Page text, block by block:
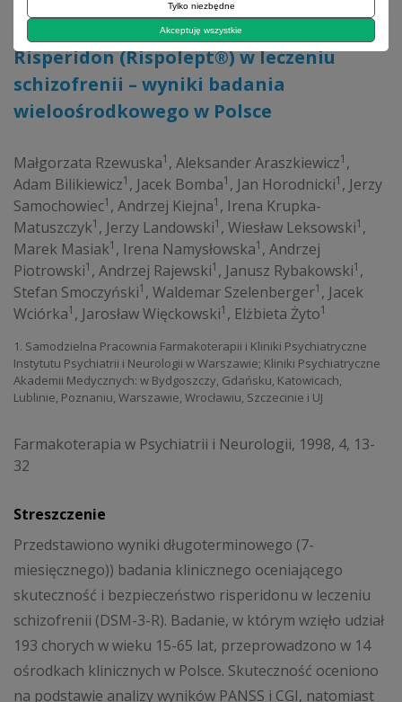
Artykuł
Risperidon (Rispolept®) w leczeniu
schizofrenii – wyniki badania
wieloośrodkowego w Polsce
Małgorzata Rzewuska1 , Aleksander Araszkiewicz1 ,
Adam Bilikiewicz1 , Jacek Bomba1 , Jan Horodnicki1 , Jerzy
Samochowiec1 , Andrzej Kiejna1 , Irena Krupka-
Matuszczyk1 , Jerzy Landowski1 , Wiesław Leksowski1 ,
Marek Masiak1 , Irena Namysłowska1 , Andrzej
Piotrowski1 , Andrzej Rajewski1 , Janusz Rybakowski1 ,
Stefan Smoczyński1 , Waldemar Szelenberger1 , Jacek
Wciórka1 , Jarosław Więckowski1 , Elżbieta Żyto1
1. Samodzielna Pracownia Farmakoterapii i Kliniki Psychiatryczne
Instytutu Psychiatrii i Neurologii w Warszawie; Kliniki Psychiatryczne
Akademii Medycznych: w Bydgoszczy, Gdańsku, Katowicach,
Lublinie, Poznaniu, Warszawie, Wrocławiu, Szczecinie i UJ
Farmakoterapia w Psychiatrii i Neurologii, 1998, 4, 13-
32
Streszczenie
Przedstawiono wyniki długoterminowego (7-
miesięcznego)) badania klinicznego oceniającego
skuteczność i bezpieczeństwo risperidonu w leczeniu
schizofrenii (DSM-3-R). Badanie, w którym wzięło udział
193 chorych w wieku 15-65 lat, przeprowadzono w 14
ośrodkach klinicznych w Polsce. Skuteczność oceniono
na podstawie analizy wyników PANSS i CGI, natomiast
Tylko niezbędne
Akceptuję wszystkie